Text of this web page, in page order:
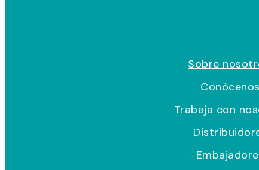
Sobre
Conócenos
Trabaja con